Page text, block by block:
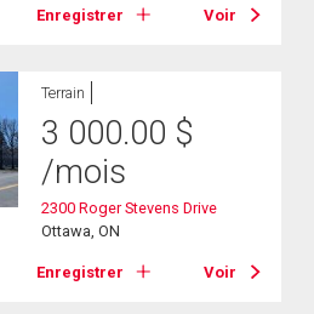
Enregistrer Voir
Terrain
3 000.00 $
/mois
2300 Roger Stevens Drive
Ottawa, ON
Enregistrer Voir